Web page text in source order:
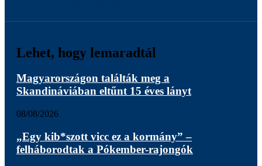
Lehet, hogy lemaradtál
Magyarországon találták meg a
Skandináviában eltűnt 15 éves lányt
08/08/2026
„Egy kib*szott vicc ez a kormány” –
felháborodtak a Pókember-rajongók